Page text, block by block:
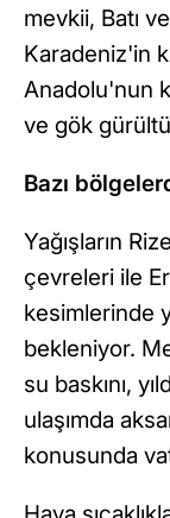
mevkii, Batı
Karadeniz'in
Anadolu'nun
ve gök
Bazı
Yağışların
çevreleri ile
kesimlerinde
bekleniyor.
su baskını,
ulaşımda
konusunda